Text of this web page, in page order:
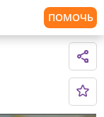
ПОМОЧЬ